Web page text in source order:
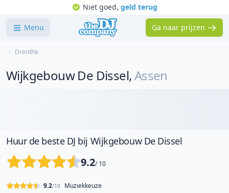
Niet goed, geld terug
Menu Ga naar prijzen
Drenthe
Wijkgebouw De Dissel,Assen
Huur de beste DJ bij Wijkgebouw De Dissel
9.2/ 10
Muziekkeuze
9.2/10